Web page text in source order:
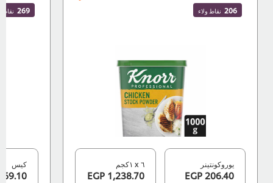
206 نقاط ولاء
يوروكونتينر
206.40 EGP
1,238.70 EGP
269 نقاط ولاء
كيس
269.10 EGP